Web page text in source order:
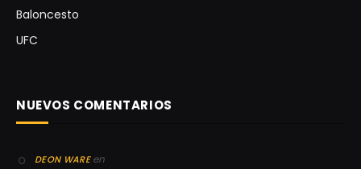
Baloncesto
UFC
NUEVOS COMENTARIOS
DEON WAREen